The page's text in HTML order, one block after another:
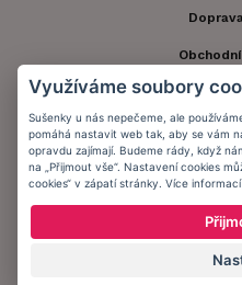
Ochrana
Informační
Zůstaňte s
Využíváme soubory
Sušenky u nás nepečeme, ale
pomáhá nastavit web tak, aby se vám
opravdu zajímají. Budeme rády, když
na „Přijmout vše“. Nastavení cookies
cookies“ v zápatí stránky. Více